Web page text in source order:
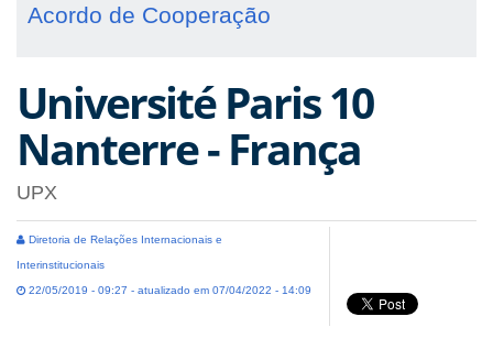
Acordo de Cooperação
Université Paris 10
Nanterre - França
UPX
Diretoria de Relações Internacionais e
Interinstitucionais
22/05/2019 - 09:27 - atualizado em 07/04/2022 - 14:09